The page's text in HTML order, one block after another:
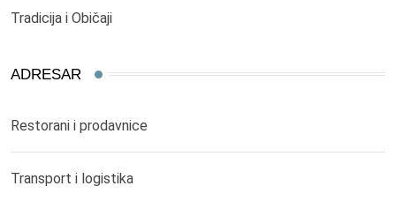
Tradicija i Običaji
ADRESAR
Restorani i prodavnice
Transport i logistika